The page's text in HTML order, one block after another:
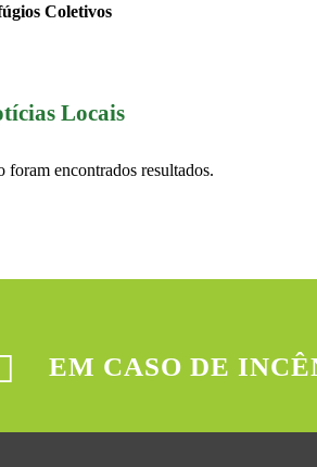
Coletivos
Locais
foram encontrados resultados.
EM CASO DE